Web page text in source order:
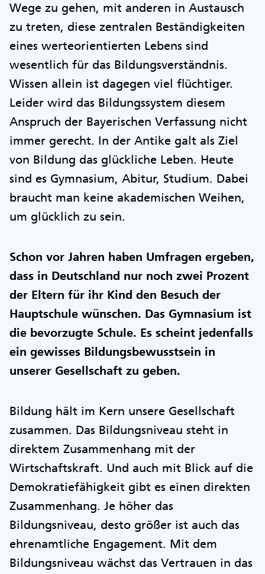
Wege zu gehen, mit anderen in Austausch
zu treten, diese zentralen Beständigkeiten
eines werteorientierten Lebens sind
wesentlich für das Bildungsverständnis.
Wissen allein ist dagegen viel flüchtiger.
Leider wird das Bildungssystem diesem
Anspruch der Bayerischen Verfassung nicht
immer gerecht. In der Antike galt als Ziel
von Bildung das glückliche Leben. Heute
sind es Gymnasium, Abitur, Studium. Dabei
braucht man keine akademischen Weihen,
um glücklich zu sein.
Schon vor Jahren haben Umfragen ergeben,
dass in Deutschland nur noch zwei Prozent
der Eltern für ihr Kind den Besuch der
Hauptschule wünschen. Das Gymnasium ist
die bevorzugte Schule. Es scheint jedenfalls
ein gewisses Bildungsbewusstsein in
unserer Gesellschaft zu geben.
Bildung hält im Kern unsere Gesellschaft
zusammen. Das Bildungsniveau steht in
direktem Zusammenhang mit der
Wirtschaftskraft. Und auch mit Blick auf die
Demokratiefähigkeit gibt es einen direkten
Zusammenhang. Je höher das
Bildungsniveau, desto größer ist auch das
ehrenamtliche Engagement. Mit dem
Bildungsniveau wächst das Vertrauen in das